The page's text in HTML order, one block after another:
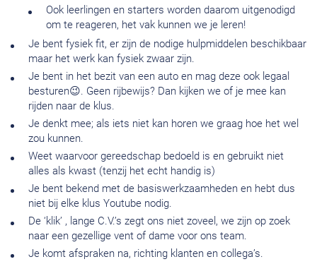
Ook leerlingen en starters worden daarom uitgenodigd
om te reageren, het vak kunnen we je leren!
Je bent fysiek fit, er zijn de nodige hulpmiddelen beschikbaar
maar het werk kan fysiek zwaar zijn.
Je bent in het bezit van een auto en mag deze ook legaal
besturen😉. Geen rijbewijs? Dan kijken we of je mee kan
rijden naar de klus.
Je denkt mee; als iets niet kan horen we graag hoe het wel
zou kunnen.
Weet waarvoor gereedschap bedoeld is en gebruikt niet
alles als kwast (tenzij het echt handig is)
Je bent bekend met de basiswerkzaamheden en hebt dus
niet bij elke klus Youtube nodig.
De ‘klik’ , lange C.V.’s zegt ons niet zoveel, we zijn op zoek
naar een gezellige vent of dame voor ons team.
Je komt afspraken na, richting klanten en collega’s.